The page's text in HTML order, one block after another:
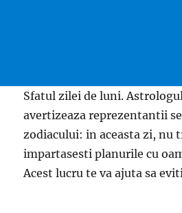
Sfatul zilei de luni.
avertizeaza reprezentantii
zodiacului: in aceasta zi, nu
impartasesti planurile cu
Acest lucru te va ajuta sa